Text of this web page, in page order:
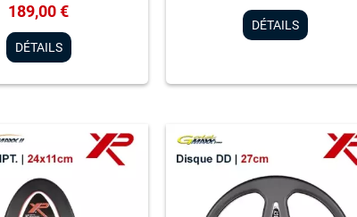
189,00 €
DÉTAILS
DÉTAILS